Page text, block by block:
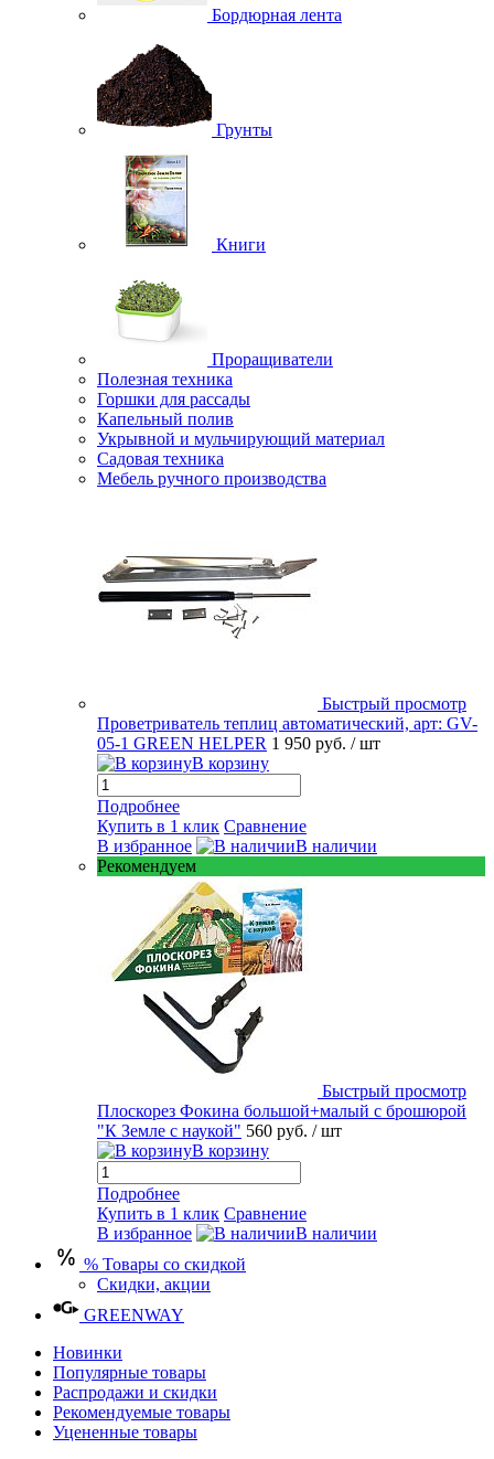
Бордюрная лента
Грунты
Книги
Проращиватели
Полезная техника
Горшки для рассады
Капельный полив
Укрывной и мульчирующий материал
Садовая техника
Мебель ручного производства
Быстрый просмотр
Проветриватель теплиц автоматический, арт: GV-
05-1 GREEN HELPER 1 950 руб. / шт
В корзину
Подробнее
Купить в 1 клик Сравнение
В избранное
В наличии
Рекомендуем
Быстрый просмотр
Плоскорез Фокина большой+малый с брошюрой
"К Земле с наукой" 560 руб. / шт
В корзину
Подробнее
Купить в 1 клик Сравнение
В избранное
В наличии
% Товары со скидкой
Скидки, акции
GREENWAY
Новинки
Популярные товары
Распродажи и скидки
Рекомендуемые товары
Уцененные товары